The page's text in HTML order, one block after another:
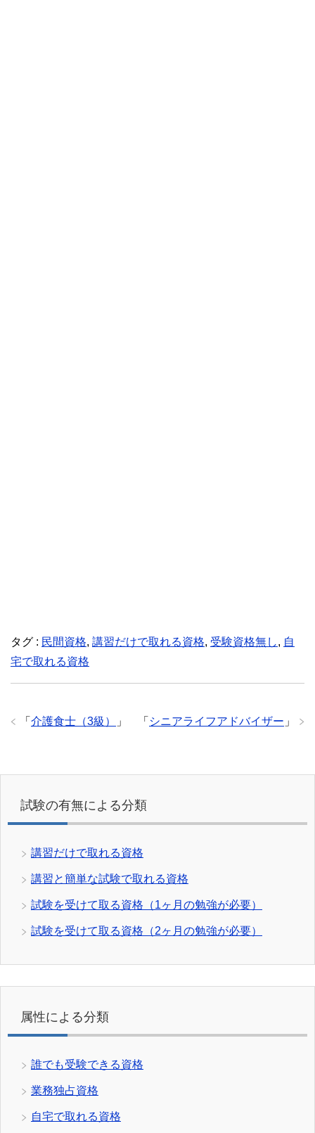
タグ : 民間資格, 講習だけで取れる資格, 受験資格無し, 自
宅で取れる資格
「 シニアライフアドバイザー 」
「 介護食士（3級） 」
試験の有無による分類
講習だけで取れる資格
講習と簡単な試験で取れる資格
試験を受けて取る資格（1ヶ月の勉強が必要）
試験を受けて取る資格（2ヶ月の勉強が必要）
属性による分類
誰でも受験できる資格
業務独占資格
自宅で取れる資格